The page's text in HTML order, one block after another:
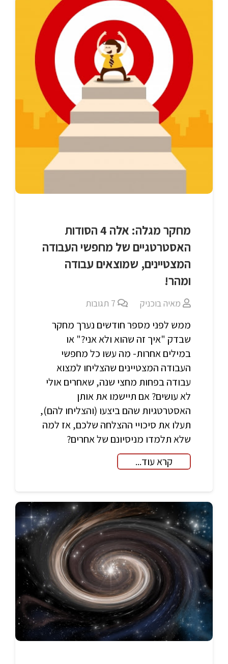
מחקר מגלה: אלה 4 הסודות
האסטרטגיים של מחפשי העבודה
המצטיינים, שמוצאים עבודה
ומהר!
מאיה בוכניק 7 תגובות
ממש לפני מספר חודשים נערך מחקר
שבדק "איך זה שהוא ולא אני?" או
במילים אחרות- מה עשו כל מחפשי
העבודה המצטיינים שהצליחו למצוא
עבודה בפחות מחצי שנה, שאחרים אולי
לא עושים? אם תיישמו את אותן
האסטרטגיות שהם ביצעו (והצליחו להם),
תעלו את סיכויי ההצלחה שלכם, אז למה
שלא תלמדו מניסיונם של אחרים?
קרא עוד...